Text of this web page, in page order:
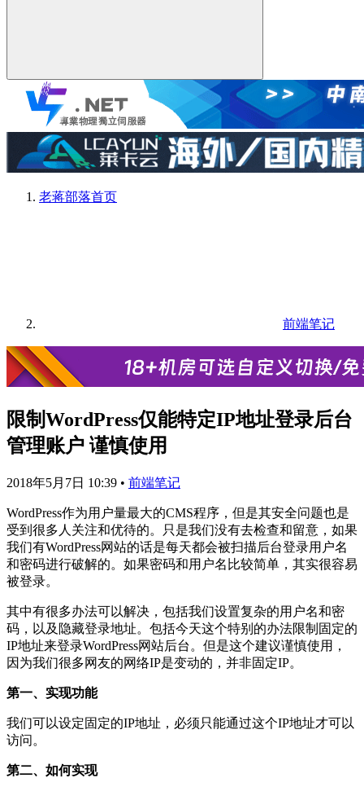
老蒋部落首页
前端笔记
限制WordPress仅能特定IP地址登录后台
管理账户 谨慎使用
2018年5月7日 10:39 • 前端笔记
WordPress作为用户量最大的CMS程序，但是其安全问题也是
受到很多人关注和优待的。只是我们没有去检查和留意，如果
我们有WordPress网站的话是每天都会被扫描后台登录用户名
和密码进行破解的。如果密码和用户名比较简单，其实很容易
被登录。
其中有很多办法可以解决，包括我们设置复杂的用户名和密
码，以及隐藏登录地址。包括今天这个特别的办法限制固定的
IP地址来登录WordPress网站后台。但是这个建议谨慎使用，
因为我们很多网友的网络IP是变动的，并非固定IP。
第一、实现功能
我们可以设定固定的IP地址，必须只能通过这个IP地址才可以
访问。
第二、如何实现